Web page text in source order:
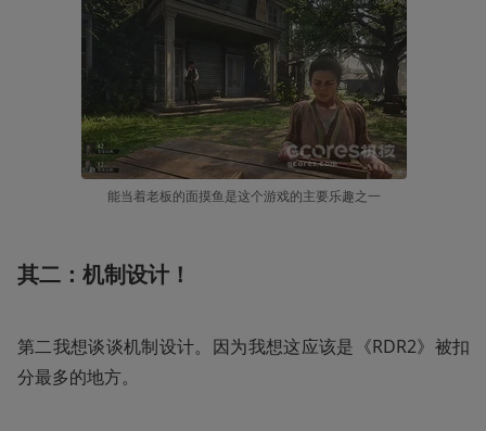
能当着老板的面摸鱼是这个游戏的主要乐趣之一
其二：机制设计！
第二我想谈谈机制设计。因为我想这应该是《RDR2》被扣
分最多的地方。